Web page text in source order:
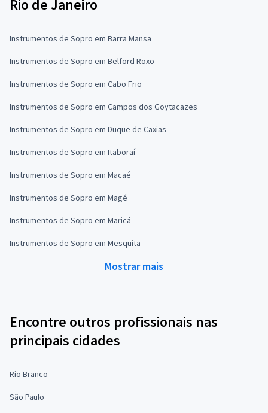
Rio de Janeiro
Instrumentos de Sopro em Barra Mansa
Instrumentos de Sopro em Belford Roxo
Instrumentos de Sopro em Cabo Frio
Instrumentos de Sopro em Campos dos Goytacazes
Instrumentos de Sopro em Duque de Caxias
Instrumentos de Sopro em Itaboraí
Instrumentos de Sopro em Macaé
Instrumentos de Sopro em Magé
Instrumentos de Sopro em Maricá
Instrumentos de Sopro em Mesquita
Mostrar mais
Encontre outros profissionais nas
principais cidades
Rio Branco
São Paulo